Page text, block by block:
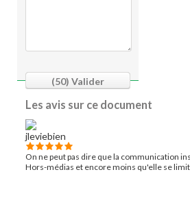
(50) Valider
Les avis sur ce document
On ne peut pas dire que la communication
Hors-médias et encore moins qu'elle se